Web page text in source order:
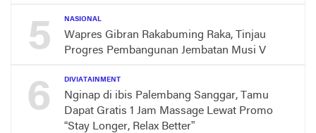
5 NASIONAL
Wapres Gibran Rakabuming Raka, Tinjau
Progres Pembangunan Jembatan Musi V
6 DIVIATAINMENT
Nginap di ibis Palembang Sanggar, Tamu
Dapat Gratis 1 Jam Massage Lewat Promo
“Stay Longer, Relax Better”